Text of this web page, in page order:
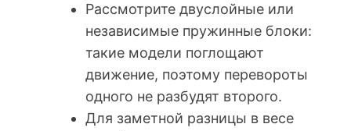
Рассмотрите двуслойные или
независимые пружинные блоки:
такие модели поглощают
движение, поэтому перевороты
одного не разбудят второго.
Для заметной разницы в весе